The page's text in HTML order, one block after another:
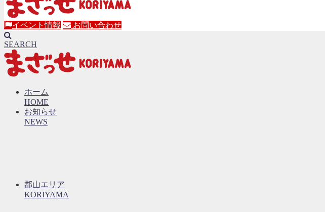
イベント情報 お問い合わせ
SEARCH
ホーム
HOME
お知らせ
NEWS
郡山エリア
KORIYAMA